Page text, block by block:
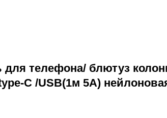
для телефона/ блютуз
C /USB(1м 5A)